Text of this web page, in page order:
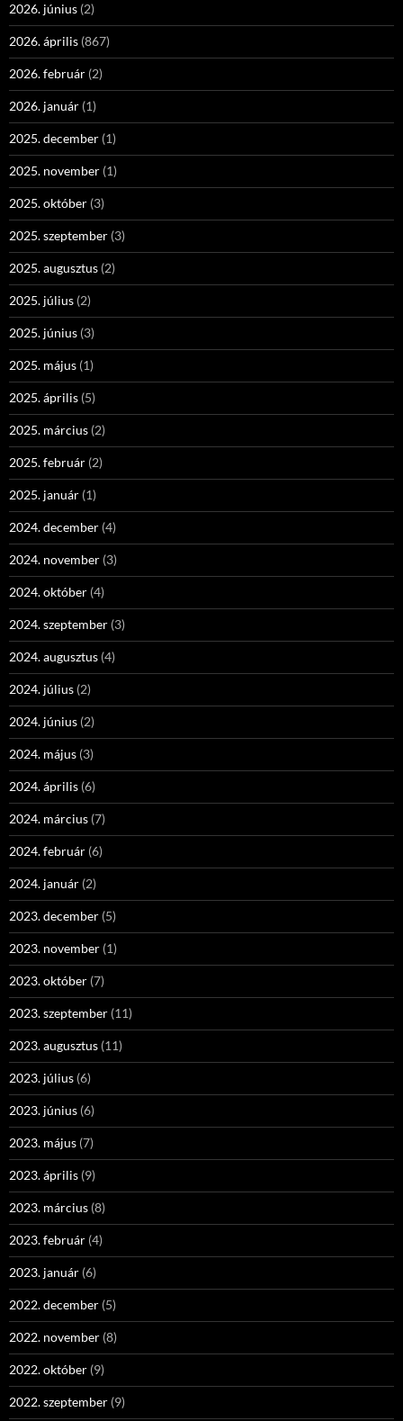
2026. június (2)
2026. április (867)
2026. február (2)
2026. január (1)
2025. december (1)
2025. november (1)
2025. október (3)
2025. szeptember (3)
2025. augusztus (2)
2025. július (2)
2025. június (3)
2025. május (1)
2025. április (5)
2025. március (2)
2025. február (2)
2025. január (1)
2024. december (4)
2024. november (3)
2024. október (4)
2024. szeptember (3)
2024. augusztus (4)
2024. július (2)
2024. június (2)
2024. május (3)
2024. április (6)
2024. március (7)
2024. február (6)
2024. január (2)
2023. december (5)
2023. november (1)
2023. október (7)
2023. szeptember (11)
2023. augusztus (11)
2023. július (6)
2023. június (6)
2023. május (7)
2023. április (9)
2023. március (8)
2023. február (4)
2023. január (6)
2022. december (5)
2022. november (8)
2022. október (9)
2022. szeptember (9)